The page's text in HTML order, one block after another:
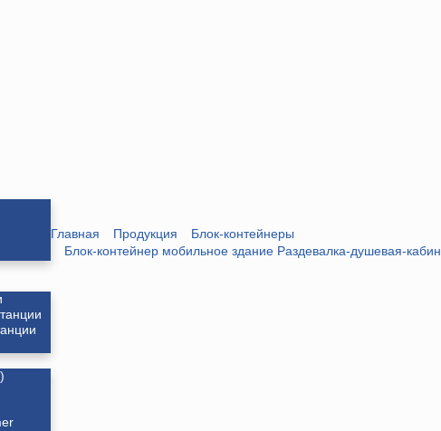
Главная Продукция
Блок-контейнеры
Блок-контейнер мобильное здание Раздевалка-душевая-